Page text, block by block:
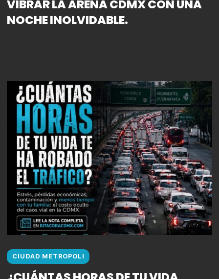
VIBRAR LA ARENA CDMX CON UNA
NOCHE INOLVIDABLE.
CIUDAD METROPOLI